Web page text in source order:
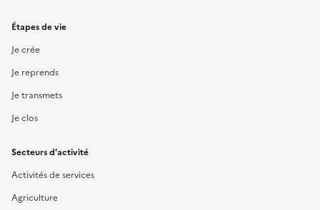
Étapes de vie
Je crée
Je reprends
Je transmets
Je clos
Secteurs d'activité
Activités de services
Agriculture